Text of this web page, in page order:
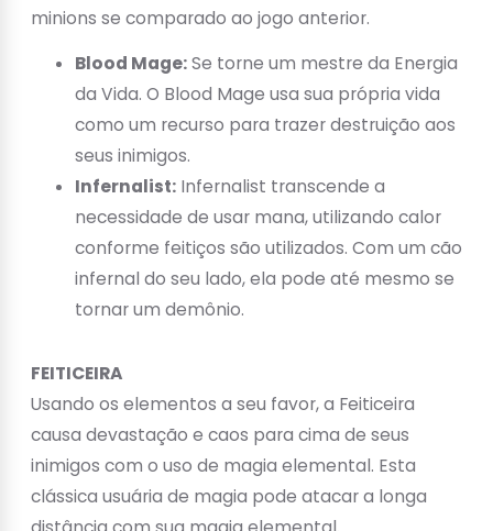
minions se comparado ao jogo anterior.
Blood Mage:Se torne um mestre da Energia
da Vida. O Blood Mage usa sua própria vida
como um recurso para trazer destruição aos
seus inimigos.
Infernalist: Infernalist transcende a
necessidade de usar mana, utilizando calor
conforme feitiços são utilizados. Com um cão
infernal do seu lado, ela pode até mesmo se
tornar um demônio.
FEITICEIRA
Usando os elementos a seu favor, a Feiticeira
causa devastação e caos para cima de seus
inimigos com o uso de magia elemental. Esta
clássica usuária de magia pode atacar a longa